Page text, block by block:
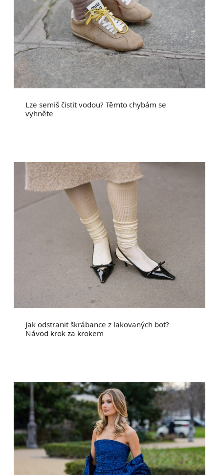
Lze semiš čistit vodou? Těmto chybám se
vyhněte
Jak odstranit škrábance z lakovaných bot?
Návod krok za krokem